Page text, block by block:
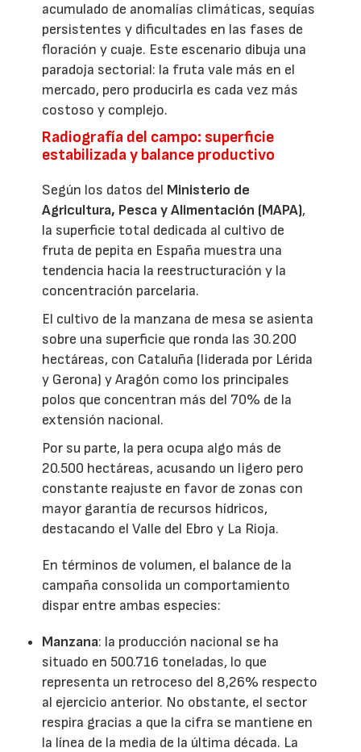
acumulado de anomalías climáticas, sequías
persistentes y dificultades en las fases de
floración y cuaje. Este escenario dibuja una
paradoja sectorial: la fruta vale más en el
mercado, pero producirla es cada vez más
costoso y complejo.
Radiografía del campo: superficie
estabilizada y balance productivo
Según los datos del Ministerio de
Agricultura, Pesca y Alimentación (MAPA),
la superficie total dedicada al cultivo de
fruta de pepita en España muestra una
tendencia hacia la reestructuración y la
concentración parcelaria.
El cultivo de la manzana de mesa se asienta
sobre una superficie que ronda las 30.200
hectáreas, con Cataluña (liderada por Lérida
y Gerona) y Aragón como los principales
polos que concentran más del 70% de la
extensión nacional.
Por su parte, la pera ocupa algo más de
20.500 hectáreas, acusando un ligero pero
constante reajuste en favor de zonas con
mayor garantía de recursos hídricos,
destacando el Valle del Ebro y La Rioja.
En términos de volumen, el balance de la
campaña consolida un comportamiento
dispar entre ambas especies:
Manzana: la producción nacional se ha
situado en 500.716 toneladas, lo que
representa un retroceso del 8,26% respecto
al ejercicio anterior. No obstante, el sector
respira gracias a que la cifra se mantiene en
la línea de la media de la última década. La